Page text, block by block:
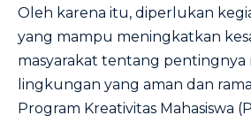
Oleh karena itu, diperlukan
yang mampu meningkatkan
masyarakat tentang pentingnya
lingkungan yang aman dan
Program Kreativitas Mahasiswa